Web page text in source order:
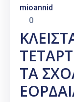
mioannid
0
ΤΑ